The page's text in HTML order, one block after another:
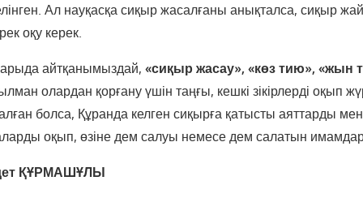
Ал науқасқа сиқыр жасалғаны анықталса, сиқыр
оқу керек.
айтқанымыздай,«сиқыр жасау», «көз тию»,«жын
олардан қорғану үшін таңғы, кешкі зікірлерді оқып
болса, Құранда келген сиқырға қатысты аяттарды
оқып, өзіне дем салуы немесе дем салатын
ҚҰРМАШҰЛЫ